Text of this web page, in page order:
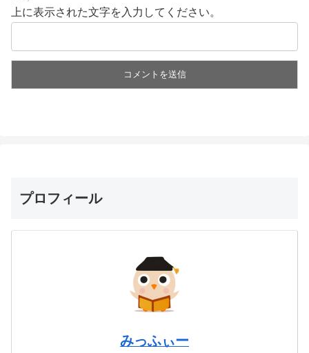
上に表示された文字を入力してください。
プロフィール
みっふぃー